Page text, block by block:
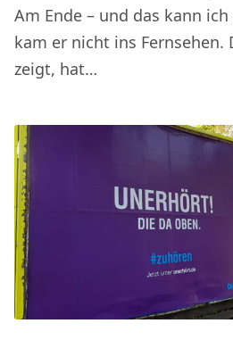
Am Ende – und das kann
kam er nicht ins Fernsehen.
zeigt, hat…